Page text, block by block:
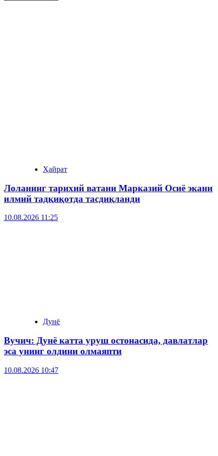
Ҳайрат
Лоланинг тарихий ватани Марказий Осиё экани
илмий тадқиқотда тасдиқланди
10.08.2026 11:25
Дунё
Вучич: Дунё катта уруш остонасида, давлатлар
эса унинг олдини олмаяпти
10.08.2026 10:47